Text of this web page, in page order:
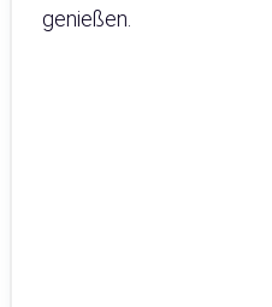
genießen.